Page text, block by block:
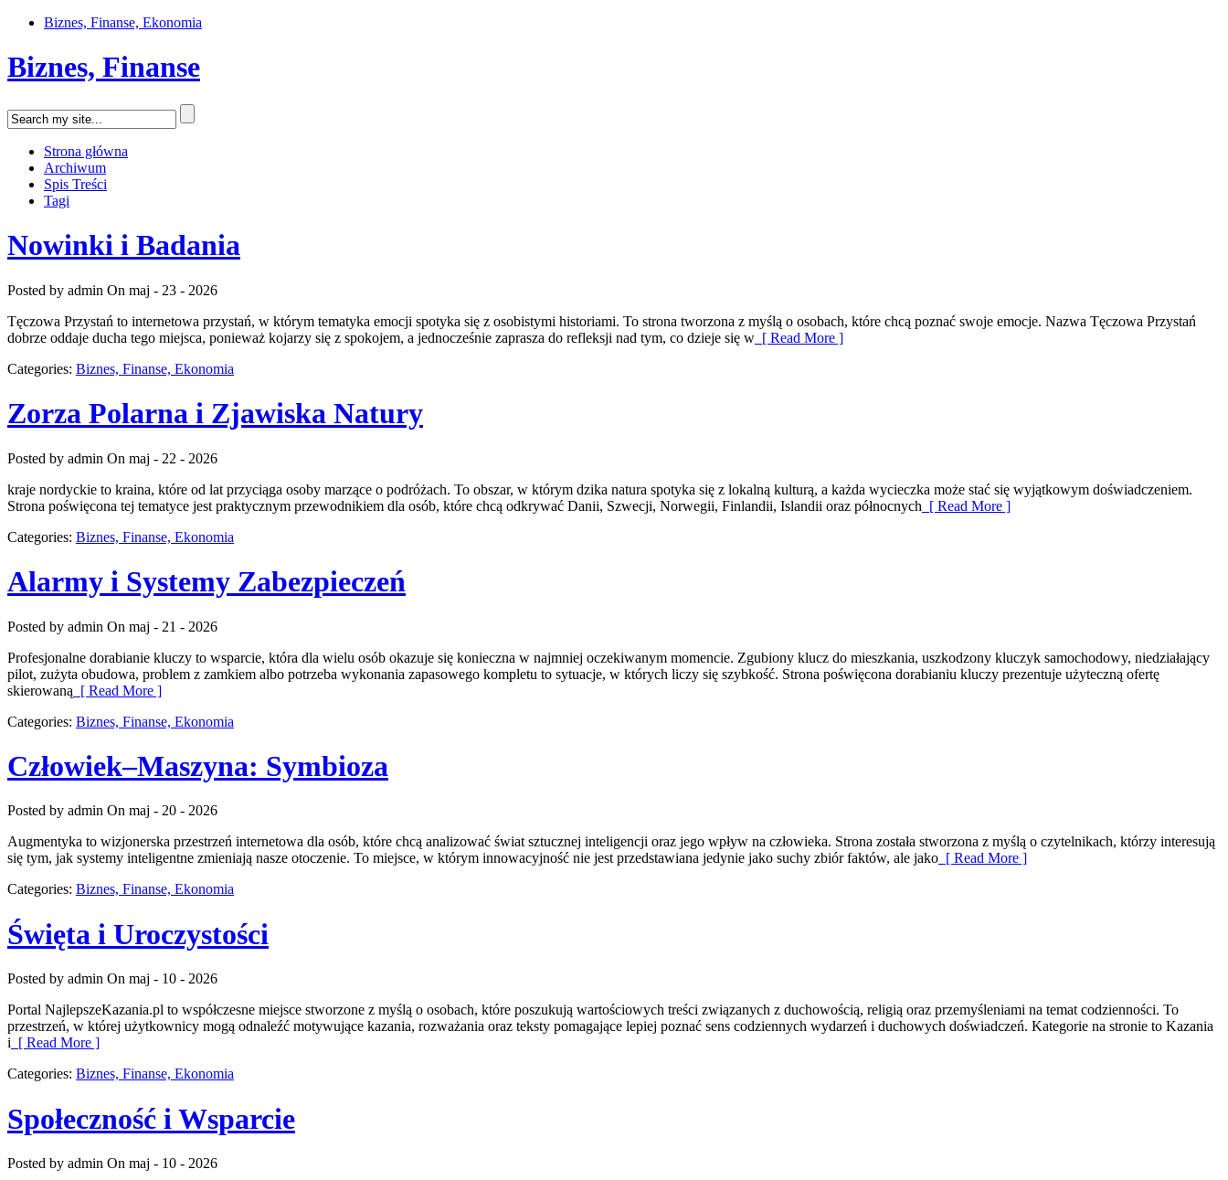
Biznes, Finanse, Ekonomia
Biznes, Finanse
Strona główna
Archiwum
Spis Treści
Tagi
Nowinki i Badania
Posted by admin On maj - 23 - 2026
Tęczowa Przystań to internetowa przystań, w którym tematyka emocji spotyka się z osobistymi historiami. To strona tworzona z myślą o osobach, które chcą poznać swoje emocje. Nazwa Tęczowa Przystań
dobrze oddaje ducha tego miejsca, ponieważ kojarzy się z spokojem, a jednocześnie zaprasza do refleksji nad tym, co dzieje się w [ Read More ]
Categories: Biznes, Finanse, Ekonomia
Zorza Polarna i Zjawiska Natury
Posted by admin On maj - 22 - 2026
kraje nordyckie to kraina, które od lat przyciąga osoby marzące o podróżach. To obszar, w którym dzika natura spotyka się z lokalną kulturą, a każda wycieczka może stać się wyjątkowym doświadczeniem.
Strona poświęcona tej tematyce jest praktycznym przewodnikiem dla osób, które chcą odkrywać Danii, Szwecji, Norwegii, Finlandii, Islandii oraz północnych [ Read More ]
Categories: Biznes, Finanse, Ekonomia
Alarmy i Systemy Zabezpieczeń
Posted by admin On maj - 21 - 2026
Profesjonalne dorabianie kluczy to wsparcie, która dla wielu osób okazuje się konieczna w najmniej oczekiwanym momencie. Zgubiony klucz do mieszkania, uszkodzony kluczyk samochodowy, niedziałający
pilot, zużyta obudowa, problem z zamkiem albo potrzeba wykonania zapasowego kompletu to sytuacje, w których liczy się szybkość. Strona poświęcona dorabianiu kluczy prezentuje użyteczną ofertę
skierowaną [ Read More ]
Categories: Biznes, Finanse, Ekonomia
Człowiek–Maszyna: Symbioza
Posted by admin On maj - 20 - 2026
Augmentyka to wizjonerska przestrzeń internetowa dla osób, które chcą analizować świat sztucznej inteligencji oraz jego wpływ na człowieka. Strona została stworzona z myślą o czytelnikach, którzy interesują
się tym, jak systemy inteligentne zmieniają nasze otoczenie. To miejsce, w którym innowacyjność nie jest przedstawiana jedynie jako suchy zbiór faktów, ale jako [ Read More ]
Categories: Biznes, Finanse, Ekonomia
Święta i Uroczystości
Posted by admin On maj - 10 - 2026
Portal NajlepszeKazania.pl to współczesne miejsce stworzone z myślą o osobach, które poszukują wartościowych treści związanych z duchowością, religią oraz przemyśleniami na temat codzienności. To
przestrzeń, w której użytkownicy mogą odnaleźć motywujące kazania, rozważania oraz teksty pomagające lepiej poznać sens codziennych wydarzeń i duchowych doświadczeń. Kategorie na stronie to Kazania
i [ Read More ]
Categories: Biznes, Finanse, Ekonomia
Społeczność i Wsparcie
Posted by admin On maj - 10 - 2026